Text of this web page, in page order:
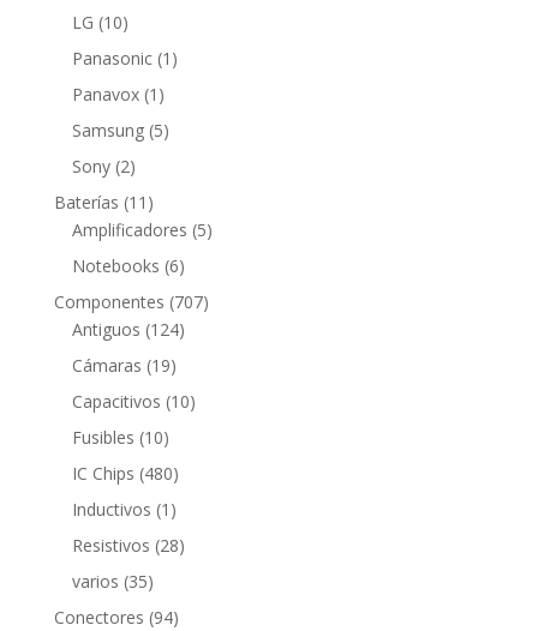
LG 1010
productos
Panasonic 1 1
Panavox 1 1
producto
Samsung 55
Sony 22
productos
Baterías 11 11
productos
Amplificadores 55
Notebooks 66
productos
Componentes 707707
Antiguos 124124
Cámaras 1919
productos
Capacitivos 1010
Fusibles 1010
productos
IC Chips 480480
productos
Inductivos 1 1
producto
Resistivos 2828
varios 3535
productos
Conectores 9494